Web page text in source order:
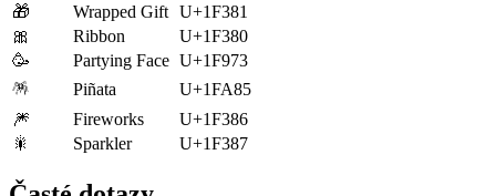
🎁
Wrapped Gift U+1F381
🎀
Ribbon
U+1F380
🥳
Partying Face U+1F973
🪅
Piñata
U+1FA85
🎆
Fireworks
U+1F386
🎇
Sparkler U+1F387